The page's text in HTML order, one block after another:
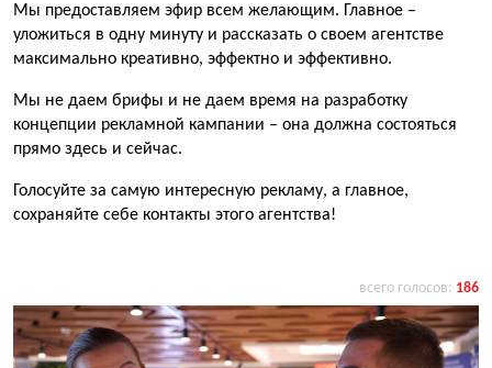
Мы предоставляем эфир всем желающим. Главное –
уложиться в одну минуту и рассказать о своем агентстве
максимально креативно, эффектно и эффективно.
Мы не даем брифы и не даем время на разработку
концепции рекламной кампании – она должна состояться
прямо здесь и сейчас.
Голосуйте за самую интересную рекламу, а главное,
сохраняйте себе контакты этого агентства!
всего голосов: 186